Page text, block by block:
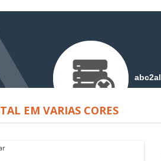
EM VARIAS CORES